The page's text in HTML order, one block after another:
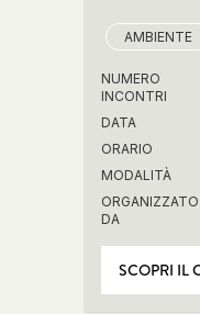
AMBIENTE
NUMERO
INCONTRI
DATA
ORARIO
MODALITÀ
ORGANIZZATO
DA
SCOPRI IL